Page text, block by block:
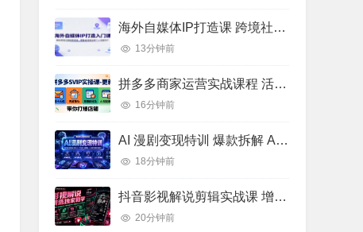
海外自媒体IP打造课 跨境社媒运营 全球流量搭建实操教程
13分钟前
拼多多商家运营实战课程 活动推广优化 AI 赋能店铺运营教学
16分钟前
AI 漫剧变现特训 爆款拆解 AI 工具矩阵 小说改编漫剧批量剪辑实操教学
18分钟前
抖音影视解说剪辑实战课 增量流量逻辑 内部高阶创作玩法教学
20分钟前